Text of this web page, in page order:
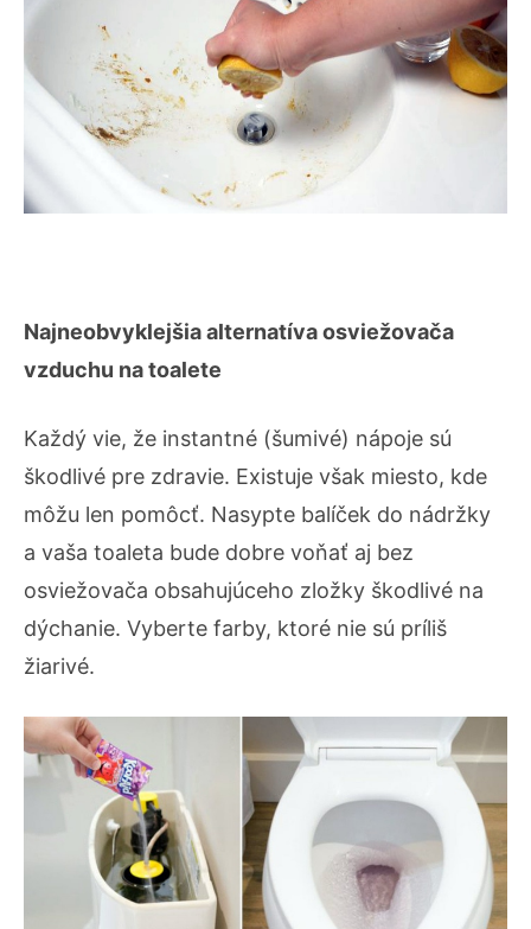
Najneobvyklejšia alternatíva osviežovača
vzduchu na toalete
Každý vie, že instantné (šumivé) nápoje sú
škodlivé pre zdravie. Existuje však miesto, kde
môžu len pomôcť. Nasypte balíček do nádržky
a vaša toaleta bude dobre voňať aj bez
osviežovača obsahujúceho zložky škodlivé na
dýchanie. Vyberte farby, ktoré nie sú príliš
žiarivé.